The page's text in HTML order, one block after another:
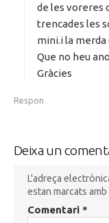
:
de les voreres
trencades les
mini.i la
Que no heu
Gràcies
Respon
Deixa un
L'adreça
estan marcats amb
Comentari *